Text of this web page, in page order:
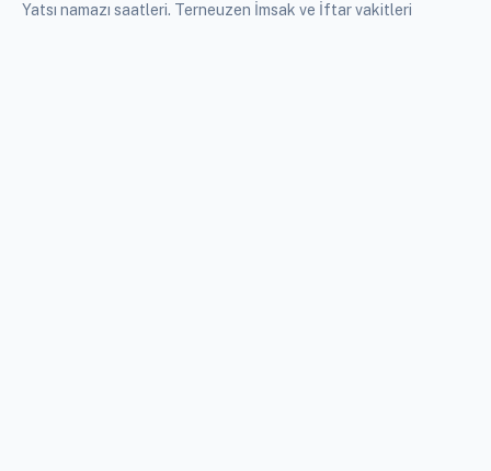
Yatsı namazı saatleri. Terneuzen İmsak ve İftar vakitleri